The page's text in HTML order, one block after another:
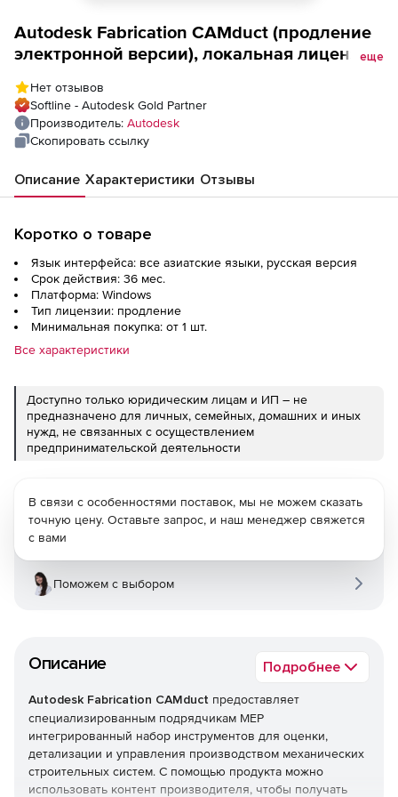
Autodesk Fabrication CAMduct (продление
электронной версии), локальная лицензия
еще
Нет отзывов
Softline - Autodesk Gold Partner
Производитель: Autodesk
Скопировать ссылку
Описание Характеристики Отзывы
Коротко о товаре
Язык интерфейса: все азиатские языки, русская версия
Срок действия: 36 мес.
Платформа: Windows
Тип лицензии: продление
Минимальная покупка: от 1 шт.
Все характеристики
Доступно только юридическим лицам и ИП – не
предназначено для личных, семейных, домашних и иных
нужд, не связанных с осуществлением
предпринимательской деятельности
Описание Подробнее
Autodesk Fabrication CAMduct предоставляет
специализированным подрядчикам MEP
интегрированный набор инструментов для оценки,
детализации и управления производством механических
строительных систем. С помощью продукта можно
использовать контент производителя, чтобы получать
В связи с особенностями поставок, мы не можем сказать
точную цену. Оставьте запрос, и наш менеджер свяжется
с вами
Поможем с выбором